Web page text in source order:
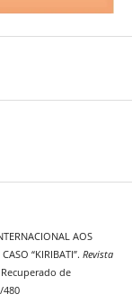
AOS
“KIRIBATI”. Revista
de